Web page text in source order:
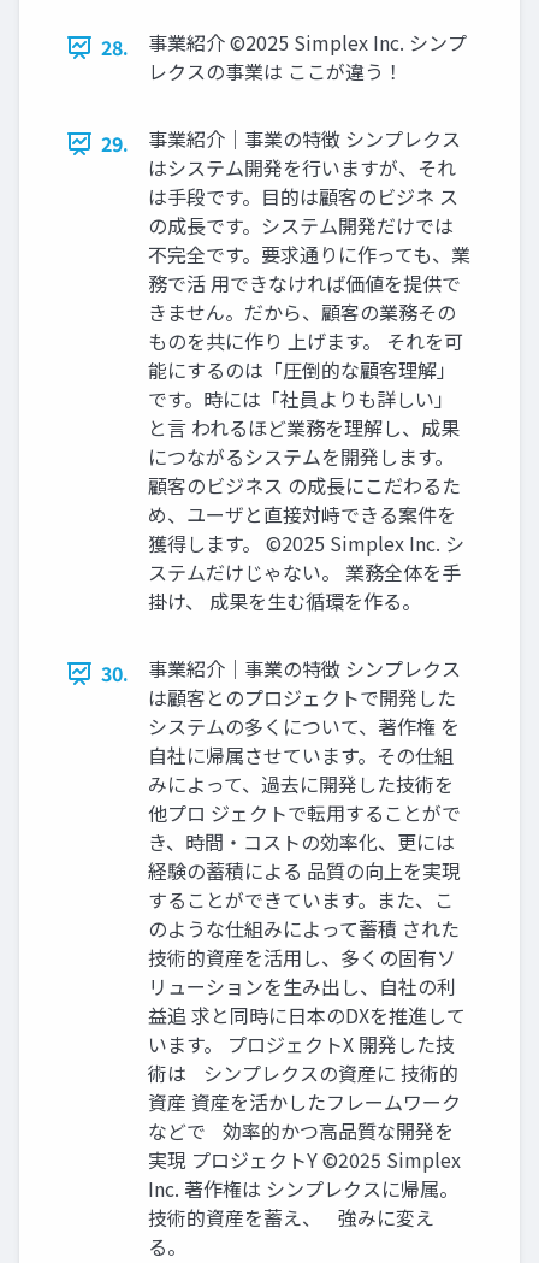
28.
事業紹介 ©2025 Simplex Inc. シンプ
レクスの事業は ここが違う！
29.
事業紹介｜事業の特徴 シンプレクス
はシステム開発を行いますが、それ
は手段です。目的は顧客のビジネ ス
の成長です。システム開発だけでは
不完全です。要求通りに作っても、業
務で活 用できなければ価値を提供で
きません。だから、顧客の業務その
ものを共に作り 上げます。 それを可
能にするのは「圧倒的な顧客理解」
です。時には「社員よりも詳しい」
と言 われるほど業務を理解し、成果
につながるシステムを開発します。
顧客のビジネス の成長にこだわるた
め、ユーザと直接対峙できる案件を
獲得します。 ©2025 Simplex Inc. シ
ステムだけじゃない。 業務全体を手
掛け、 成果を生む循環を作る。
30.
事業紹介｜事業の特徴 シンプレクス
は顧客とのプロジェクトで開発した
システムの多くについて、著作権 を
自社に帰属させています。その仕組
みによって、過去に開発した技術を
他プロ ジェクトで転用することがで
き、時間・コストの効率化、更には
経験の蓄積による 品質の向上を実現
することができています。また、こ
のような仕組みによって蓄積 された
技術的資産を活用し、多くの固有ソ
リューションを生み出し、自社の利
益追 求と同時に日本のDXを推進して
います。 プロジェクトX 開発した技
術は シンプレクスの資産に 技術的
資産 資産を活かしたフレームワーク
などで 効率的かつ高品質な開発を
実現 プロジェクトY ©2025 Simplex
Inc. 著作権は シンプレクスに帰属。
技術的資産を蓄え、 強みに変え
る。